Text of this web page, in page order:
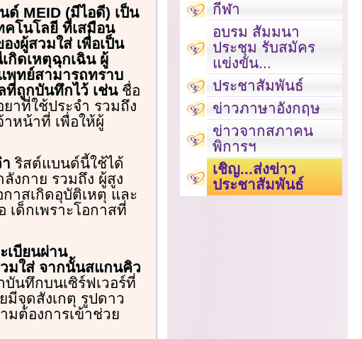
ด์ MEID (มีไอดี) เป็น
คโนโลยี ที่เสมือน
งผู้สวมใส่ เพื่อเป็น
กิดเหตุฉุกเฉิน ผู้
พทย์สามารถทราบ
ถูกบันทึกไว้ เช่นชื่อ
าที่ใช้ประจำ รวมถึง
หน้าที่ เพื่อให้ผู้
ริสต์แบนด์นี้ใช้ได้
งกาย รวมถึง ผู้สูง
าสเกิดอุบัติเหตุ และ
ด็กเพราะโอกาสที่
เบียนผ่าน
มใส่ จากนั้นสแกนคิว
นทึกบนเซิร์ฟเวอร์ที่
จุดสังเกตุ รูปดาว
ต้องการเข้าช่วย
กีฬา
อบรม สัมมนา
ประชุม รับสมัคร
แข่งขัน...
ประชาสัมพันธ์
ข่าวภาษาอังกฤษ
ข่าวจากสภาคน
พิการฯ
เชิญ...ส่งข่าว
ประชาสัมพันธ์